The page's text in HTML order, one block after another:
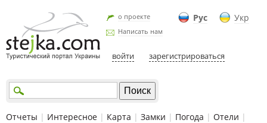
Рус Укр
о проекте
Написать нам
войти зарегистрироваться
Отчеты | Интересное | Карта | Замки | Погода | Отели |